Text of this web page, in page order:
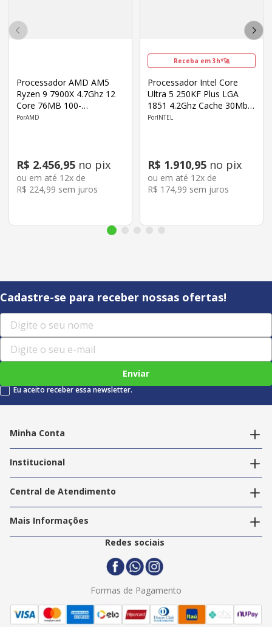
Processador AMD AM5
Ryzen 9 7900X 4.7Ghz 12
Core 76MB 100-
100000589WOF
AMD
R$ 2.456,95 no pix
ou em até 12x de
R$ 224,99 sem juros
Receba em 3h*🚀
Processador Intel Core
Ultra 5 250KF Plus LGA
1851 4.2Ghz Cache 30Mb
BX80768250K
INTEL
R$ 1.910,95 no pix
ou em até 12x de
R$ 174,99 sem juros
Cadastre-se para receber nossas ofertas!
Enviar
Eu aceito receber essa newsletter.
Minha Conta
Editar endereços
Institucional
Nossas Lojas
Trabalhe Conosco
Central de Atendimento
Política de Privacidade
Termos e Condições
Politica de Entrega
Mais Informações
2ª Via Nota Fiscal
Redes sociais
Formas de Pagamento